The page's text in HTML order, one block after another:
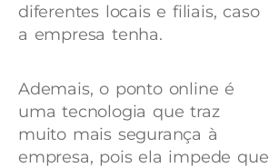
diferentes locais e filiais, caso
a empresa tenha.
Ademais, o ponto online é
uma tecnologia que traz
muito mais segurança à
empresa, pois ela impede que